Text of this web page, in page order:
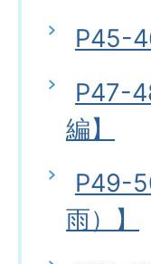
P45-
P47-
編】
P49-
雨）】